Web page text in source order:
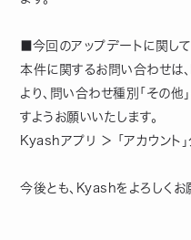
■今回のアップデートに関して
本件に関するお問い合わせは
より、問い合わせ種別「その他
すようお願いいたします。
Kyashアプリ ＞ 「アカウント
今後とも、Kyashをよろしくお